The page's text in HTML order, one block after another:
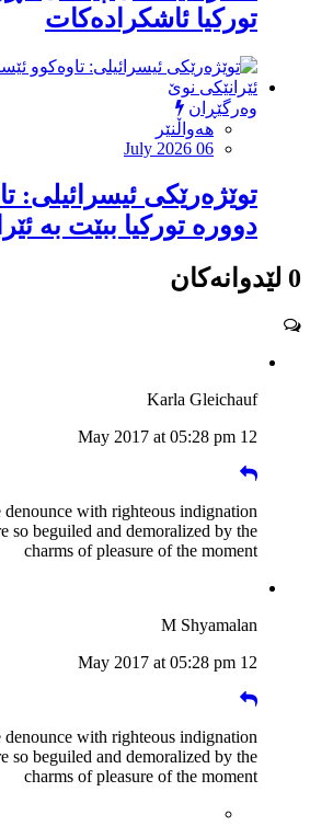
توركیا ئاشكرادەكات
وەرگێڕان
هەواڵنێر
July 2026 06
توێژەرێكی ئیسرائیلی:
دوورە توركیا ببێت بە
0 لێدوانەکان
Karla Gleichauf
12 May 2017 at 05:28 pm
with righteous indignation
so beguiled and demoralized by the
charms of pleasure of the moment
M Shyamalan
12 May 2017 at 05:28 pm
with righteous indignation
so beguiled and demoralized by the
charms of pleasure of the moment